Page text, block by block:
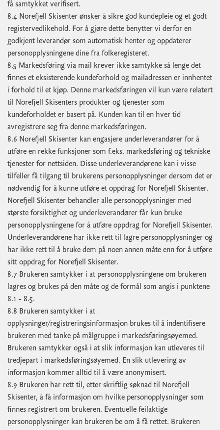
få samtykket verifisert.
8.4 Norefjell Skisenter ønsker å sikre god kundepleie og et godt
registervedlikehold. For å gjøre dette benytter vi derfor en
godkjent leverandør som automatisk henter og oppdaterer
personopplysningene dine fra folkeregisteret.
8.5 Markedsføring via mail krever ikke samtykke så lenge det
finnes et eksisterende kundeforhold og mailadressen er innhentet
i forhold til et kjøp. Denne markedsføringen vil kun være relatert
til Norefjell Skisenters produkter og tjenester som
kundeforholdet er basert på. Kunden kan til en hver tid
avregistrere seg fra denne markedsføringen.
8.6 Norefjell Skisenter kan engasjere underleverandører for å
utføre en rekke funksjoner som f.eks. markedsføring og tekniske
tjenester for nettsiden. Disse underleverandørene kan i visse
tilfeller få tilgang til brukerens personopplysninger dersom det er
nødvendig for å kunne utføre et oppdrag for Norefjell Skisenter.
Norefjell Skisenter behandler alle personopplysninger med
største forsiktighet og underleverandører får kun bruke
personopplysningene for å utføre oppdrag for Norefjell Skisenter.
Underleverandørene har ikke rett til lagre personopplysninger og
har ikke rett til å bruke dem på noen annen måte enn for å utføre
sitt oppdrag for Norefjell Skisenter.
8.7 Brukeren samtykker i at personopplysningene om brukeren
lagres og brukes på den måte og de formål som angis i punktene
8.1 – 8.5.
8.8 Brukeren samtykker i at
opplysninger/registreringsinformasjon brukes til å indentifisere
brukeren med tanke på målgruppe i markedsføringsøyemed.
Brukeren samtykker også i at slik informasjon kan utleveres til
tredjepart i markedsføringsøyemed. En slik utlevering av
informasjon kommer alltid til å være anonymisert.
8.9 Brukeren har rett til, etter skriftlig søknad til Norefjell
Skisenter, å få informasjon om hvilke personopplysninger som
finnes registrert om brukeren. Eventuelle feilaktige
personopplysninger kan brukeren be om å få rettet. Brukeren